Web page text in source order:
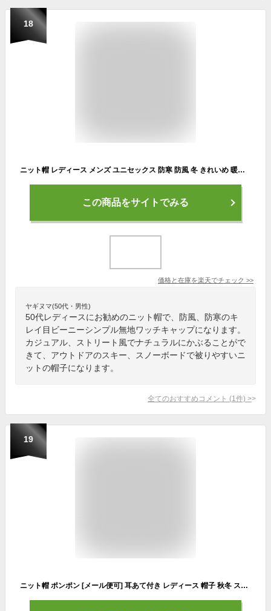
18
ニット帽 レディース メンズ ユニセックス 防寒 防風 冬 きれいめ 暖かい あったか ビーニー シンプル 無地 ワッチキャップ 折り返し 黒 白 カジュアル ストリート ナチュラル 運動 アウトドア スキー スノボー レジャー 外出 デイリー 普段使い
この商品をサイトでみる
価格と在庫を楽天でチェック >>
ヤギヌマ(50代・男性)
50代レディースにお勧めのニット帽で、防風、防寒のキ
レイ目ビーニーシンプル無地ワッチキャップになります。
カジュアル、ストリート風でナチュラルにかぶることがで
きて、アウトドアのスキー、スノーボードで被りやすいニ
ットの帽子になります。
全てのおすすめコメント (1 件) >
19
ニット帽 ポンポン [メール便可] 耳あて付き レディース 帽子 秋冬 スキー スノボ 防寒 雪山 フリース ボンボン耳当て付きニット帽 [Zn]